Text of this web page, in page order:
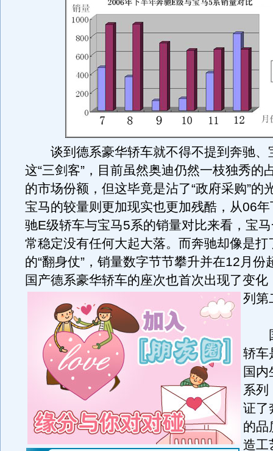
谈到德系豪华轿车就不得不提到奔驰、
这“三剑客”，目前虽然奥迪仍然一枝独秀的
的市场份额，但这毕竟是沾了“政府采购”的
宝马的较量则更加现实也更加残酷，从06
驰E级轿车与宝马5系的销量对比来看，宝
常稳定没有任何大起大落。而奔驰却像是打
的“翻身仗”，销量数字节节攀升并在12月份
国产德系豪华轿车的座次也首次出现了变化
列第
国
轿车
国
系列
证了
的品
造工